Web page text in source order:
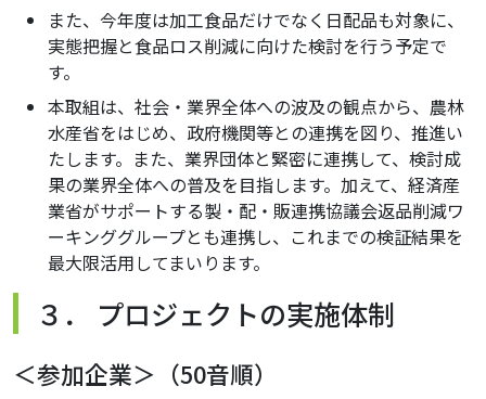
また、今年度は加工食品だけでなく日配品も対象に、
実態把握と食品ロス削減に向けた検討を行う予定で
す。
本取組は、社会・業界全体への波及の観点から、農林
水産省をはじめ、政府機関等との連携を図り、推進い
たします。また、業界団体と緊密に連携して、検討成
果の業界全体への普及を目指します。加えて、経済産
業省がサポートする製・配・販連携協議会返品削減ワ
ーキンググループとも連携し、これまでの検証結果を
最大限活用してまいります。
３． プロジェクトの実施体制
＜参加企業＞（50音順）